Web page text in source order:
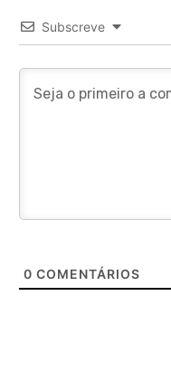
Subscreve
0 COMENTÁRIOS